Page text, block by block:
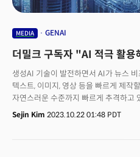
MEDIA GENAI
더밀크 구독자 "AI 적극 활
생성AI 기술이 발전하면서 AI가 뉴스
텍스트, 이미지, 영상 등을 빠르게 제작
자연스러운 수준까지 빠르게 추격하고
진짜인 것처럼 확산하는 할루시네이션(
부작용을 양산하고 있다. 이에 이런 AI
Sejin Kim 2023.10.22 01:48 PDT